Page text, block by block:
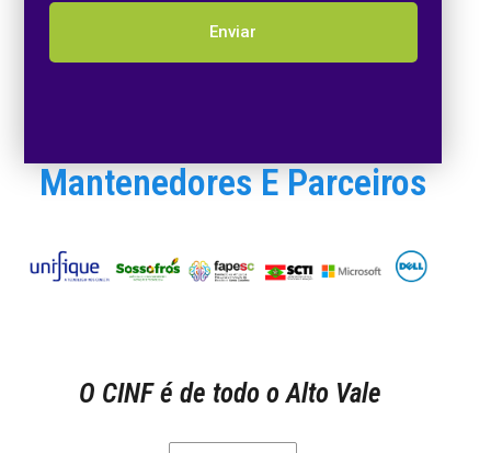
Enviar
Mantenedores E Parceiros
O CINF é de todo o Alto Vale